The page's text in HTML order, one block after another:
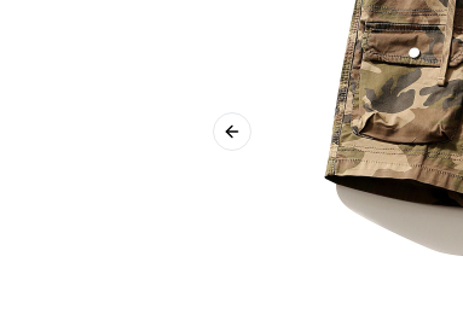
Previous slide